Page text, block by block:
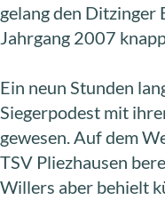
gelang den Ditzinger
Jahrgang 2007
Ein neun Stunden
Siegerpodest mit
gewesen. Auf dem
TSV Pliezhausen
Willers aber behielt